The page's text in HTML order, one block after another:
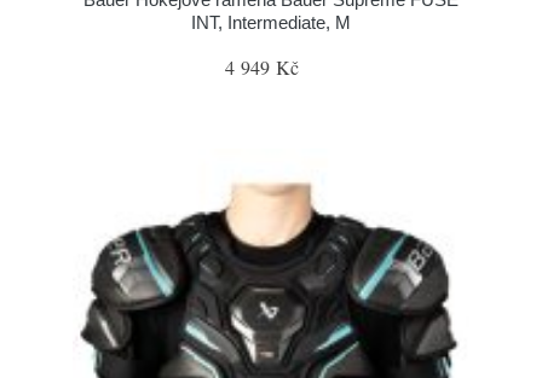
INT, Intermediate, M
4 949 Kč